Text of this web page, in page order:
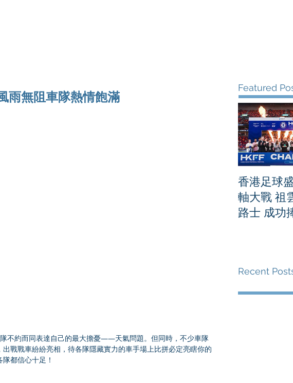
雨無阻車隊熱情飽滿
不約而同表達自己的最大擔憂——天氣問題。但同時，不少車隊
戰戰車紛紛亮相，待各隊隱藏實力的車手場上比拼必定亮瞎你的
都信心十足！
Featured
香港足球
軸大戰 祖雲達斯挫車
路士 成功捧起「健絡
Recent